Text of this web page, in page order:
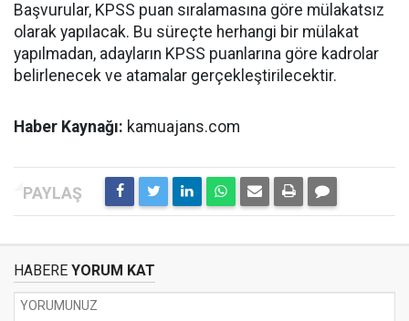
Başvurular, KPSS puan sıralamasına göre mülakatsız
olarak yapılacak. Bu süreçte herhangi bir mülakat
yapılmadan, adayların KPSS puanlarına göre kadrolar
belirlenecek ve atamalar gerçekleştirilecektir.
Haber Kaynağı: kamuajans.com
HABERE YORUM KAT